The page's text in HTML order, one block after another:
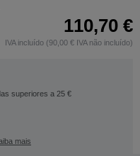
110,70 €
IVA incluído (90,00 € IVA não incluído)
superiores a 25 €
mais